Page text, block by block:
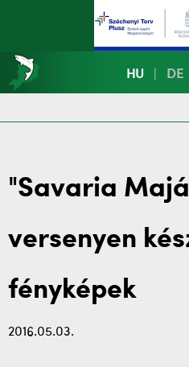
HU DE
"Savaria
versenyen
fényképek
2016.05.03.